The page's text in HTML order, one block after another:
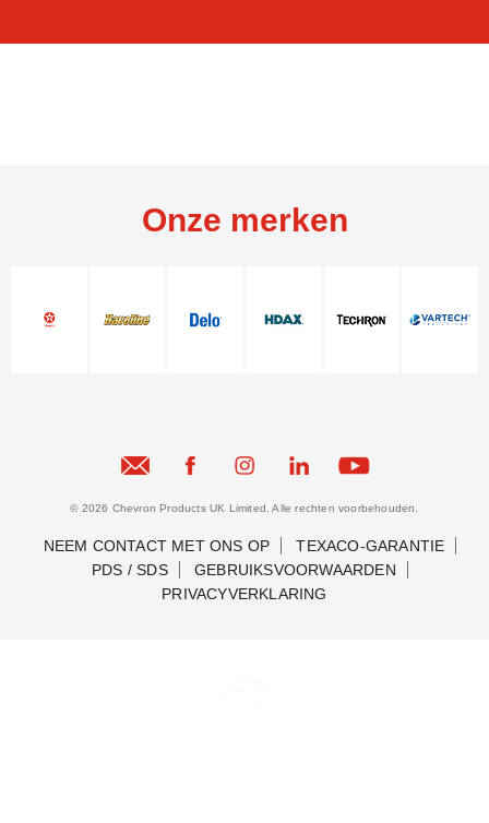
Onze merken
© 2026 Chevron Products UK Limited. Alle rechten voorbehouden.
NEEM CONTACT MET ONS OP
TEXACO-GARANTIE
PDS / SDS
GEBRUIKSVOORWAARDEN
PRIVACYVERKLARING